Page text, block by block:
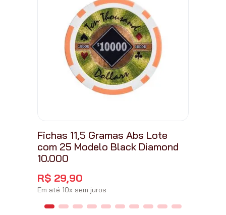
Fichas 11,5 Gramas Abs Lote
com 25 Modelo Black Diamond
10.000
R$ 29,90
Em até 10x sem juros